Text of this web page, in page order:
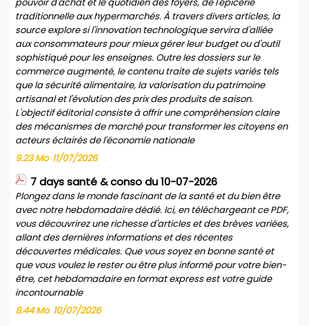
traditionnelle aux hypermarchés. À travers divers articles, la
source explore si l'innovation technologique servira d'alliée
aux consommateurs pour mieux gérer leur budget ou d'outil
sophistiqué pour les enseignes. Outre les dossiers sur le
commerce augmenté, le contenu traite de sujets variés tels
que la sécurité alimentaire, la valorisation du patrimoine
artisanal et l'évolution des prix des produits de saison.
L'objectif éditorial consiste à offrir une compréhension claire
des mécanismes de marché pour transformer les citoyens en
acteurs éclairés de l'économie nationale
9.23 Mo 11/07/2026
7 days santé & conso du 10-07-2026
Plongez dans le monde fascinant de la santé et du bien être
avec notre hebdomadaire dédié. Ici, en téléchargeant ce PDF,
vous découvrirez une richesse d'articles et des brèves variées,
allant des dernières informations et des récentes
découvertes médicales. Que vous soyez en bonne santé et
que vous voulez le rester ou être plus informé pour votre bien-
être, cet hebdomadaire en format express est votre guide
incontournable
8.44 Mo 10/07/2026